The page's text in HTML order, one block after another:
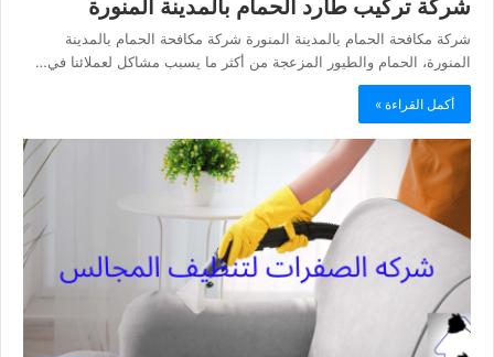
شركة تركيب طارد الحمام بالمدينة المنورة
شركة مكافحة الحمام بالمدينة المنورة شركة مكافحة الحمام بالمدينة
المنورة، الحمام والطيور المزعجة من أكثر ما يسبب مشاكل لعملائنا في…
أكمل القراءة »